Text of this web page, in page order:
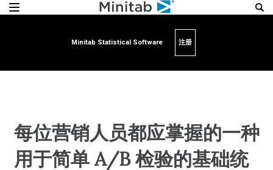
Minitab Statistical Software 注册
每位营销人员都应掌握的一种
用于简单 A/B 检验的基础统